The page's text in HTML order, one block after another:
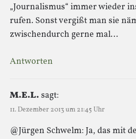
„Journalismus“ immer wieder
rufen. Sonst vergißt man sie
zwischendurch gerne mal…
Antworten
M.E.L. sagt:
11. Dezember 2013 um 21:45 Uhr
@Jürgen Schwelm: Ja, das mit